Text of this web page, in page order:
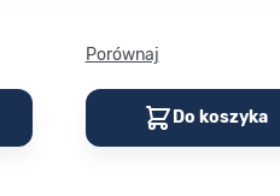
Porównaj
Do koszyka